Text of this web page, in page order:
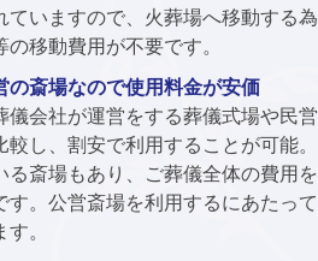
ていますので、火葬場へ移動する
の移動費用が不要です。
の斎場なので使用料金が安価
儀会社が運営をする葬儀式場や民
較し、割安で利用することが可能
る斎場もあり、ご葬儀全体の費用
す。公営斎場を利用するにあたっ
す。